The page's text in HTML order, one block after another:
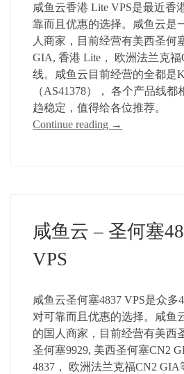
咸鱼云香港 Lite VPS是最近香
靠而且优惠的选择。咸鱼云是
人商家，目前经营有美西圣何
GIA, 香港 Lite， 欧洲法兰克
线。咸鱼云目前经营的全都是
（AS41378）， 各个产品线
趋稳定，值得给各位推荐。
Continue reading →
咸鱼云 – 圣何塞
VPS
咸鱼云圣何塞4837 VPS是众多
对可靠而且优惠的选择。咸鱼
的国人商家，目前经营有美西
圣何塞9929, 美西圣何塞CN2
4837， 欧洲法兰克福CN2